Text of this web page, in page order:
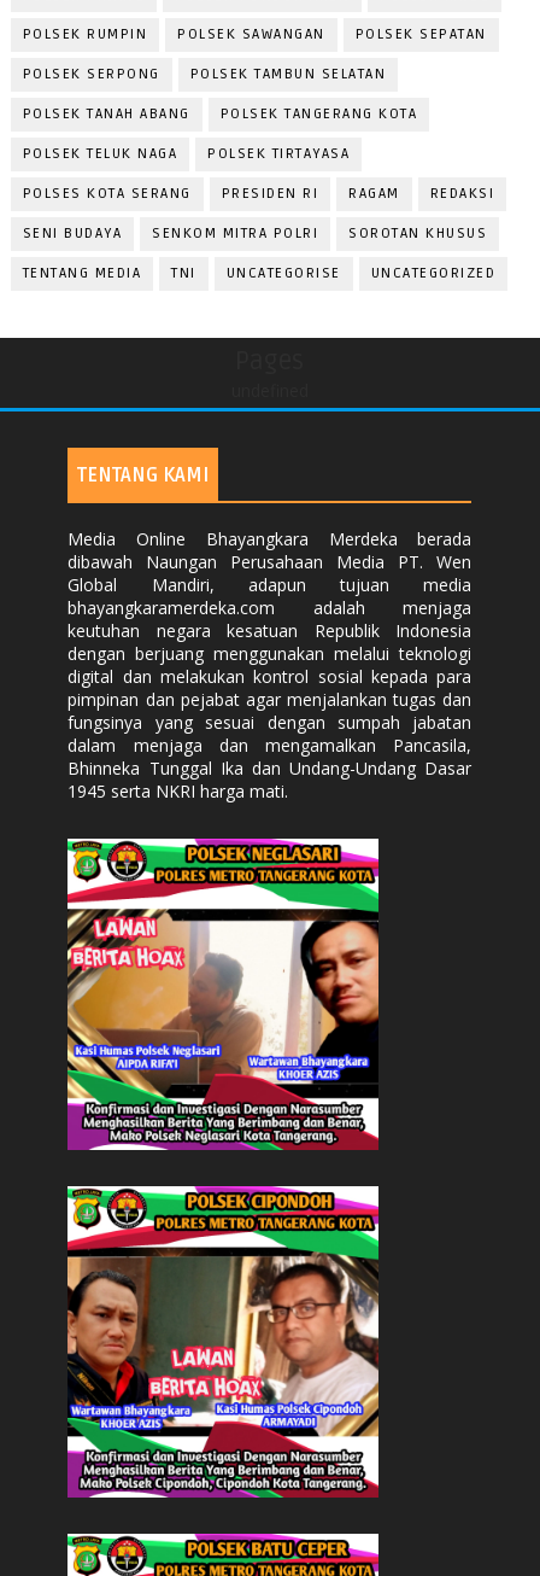
POLSEK RUMPIN POLSEK SAWANGAN POLSEK SEPATAN
POLSEK SERPONG POLSEK TAMBUN SELATAN
POLSEK TANAH ABANG POLSEK TANGERANG KOTA
POLSEK TELUK NAGA POLSEK TIRTAYASA
POLSES KOTA SERANG PRESIDEN RI RAGAM REDAKSI
SENI BUDAYA SENKOM MITRA POLRI SOROTAN KHUSUS
TENTANG MEDIA TNI UNCATEGORISE UNCATEGORIZED
TENTANG KAMI
Media Online Bhayangkara Merdeka berada
dibawah Naungan Perusahaan Media PT. Wen
Global Mandiri, adapun tujuan media
bhayangkaramerdeka.com adalah menjaga
keutuhan negara kesatuan Republik Indonesia
dengan berjuang menggunakan melalui teknologi
digital dan melakukan kontrol sosial kepada para
pimpinan dan pejabat agar menjalankan tugas dan
fungsinya yang sesuai dengan sumpah jabatan
dalam menjaga dan mengamalkan Pancasila,
Bhinneka Tunggal Ika dan Undang-Undang Dasar
1945 serta NKRI harga mati.